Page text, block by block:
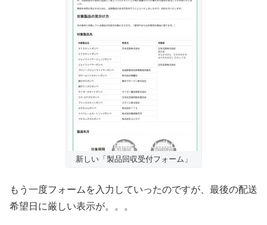
新しい「製品回収受付フォーム」
もう一度フォームを入力していったのですが、最後の配送
希望日に厳しい表示が。。。